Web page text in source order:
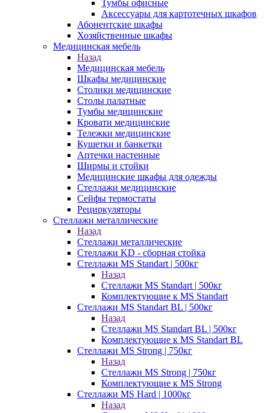
Тумбы офисные
Аксессуары для картотечных шкафов
Абонентские шкафы
Хозяйственные шкафы
Медицинская мебель
Назад
Медицинская мебель
Шкафы медицинские
Столики медицинские
Столы палатные
Тумбы медицинские
Кровати медицинские
Тележки медицинские
Кушетки и банкетки
Аптечки настенные
Ширмы и стойки
Медицинские шкафы для одежды
Стеллажи медицинские
Сейфы термостаты
Рециркуляторы
Стеллажи металлические
Назад
Стеллажи металлические
Стеллажи KD - сборная стойка
Стеллажи MS Standart | 500кг
Назад
Стеллажи MS Standart | 500кг
Комплектующие к MS Standart
Стеллажи MS Standart BL | 500кг
Назад
Стеллажи MS Standart BL | 500кг
Комплектующие к MS Standart BL
Стеллажи MS Strong | 750кг
Назад
Стеллажи MS Strong | 750кг
Комплектующие к MS Strong
Стеллажи MS Hard | 1000кг
Назад